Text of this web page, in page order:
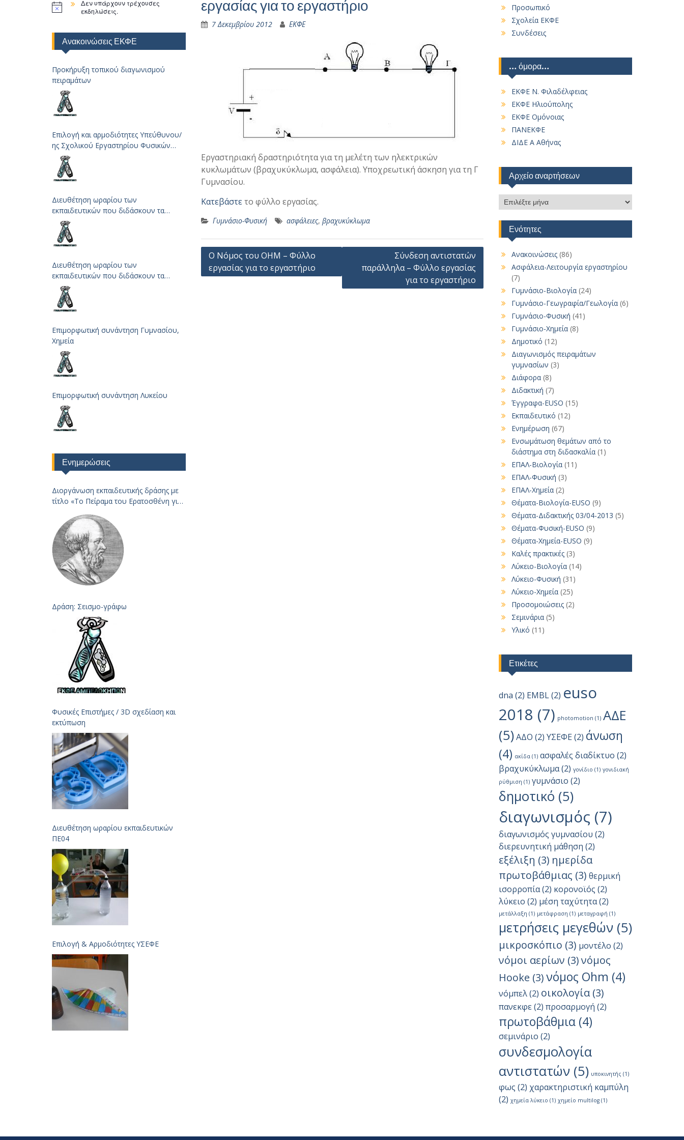
εργασίας για το εργαστήριο
7 Δεκεμβρίου 2012 ΕΚΦΕ
Εργαστηριακή δραστηριότητα για τη μελέτη των ηλεκτρικών
κυκλωμάτων (βραχυκύκλωμα, ασφάλεια). Υποχρεωτική άσκηση για τη Γ
Γυμνασίου.
Κατεβάστετο φύλλο εργασίας.
Γυμνάσιο-Φυσική ασφάλειες, βραχυκύκλωμα
Πλοήγηση
άρθρων
Ο Νόμος του OHM – Φύλλο
εργασίας για το εργαστήριο
Σύνδεση αντιστατών
παράλληλα – Φύλλο εργασίας
για το εργαστήριο
Προσωπικό
Σχολεία ΕΚΦΕ
Συνδέσεις
… όμορα…
ΕΚΦΕ Ν. Φιλαδέλφειας
ΕΚΦΕ Ηλιούπολης
ΕΚΦΕ Ομόνοιας
ΠΑΝΕΚΦΕ
ΔΙΔΕ Α Αθήνας
Αρχείο αναρτήσεων
Αρχείο
αναρτήσεων
Ενότητες
Ανακοινώσεις(86)
Ασφάλεια-Λειτουργία εργαστηρίου
(7)
Γυμνάσιο-Βιολογία(24)
Γυμνάσιο-Γεωγραφία/Γεωλογία(6)
Γυμνάσιο-Φυσική (41)
Γυμνάσιο-Χημεία(8)
Δημοτικό (12)
Διαγωνισμός πειραμάτων
γυμνασίων (3)
Διάφορα(8)
Διδακτική (7)
Έγγραφα-EUSO (15)
Εκπαιδευτικό (12)
Ενημέρωση (67)
Ενσωμάτωση θεμάτων από το
διάστημα στη διδασκαλία(1)
ΕΠΑΛ-Βιολογία(11)
ΕΠΑΛ-Φυσική (3)
ΕΠΑΛ-Χημεία(2)
Θέματα-Βιολογία-EUSO (9)
Θέματα-Διδακτικής 03/04-2013 (5)
Θέματα-Φυσική-EUSO (9)
Θέματα-Χημεία-EUSO (9)
Καλές πρακτικές(3)
Λύκειο-Βιολογία(14)
Λύκειο-Φυσική (31)
Λύκειο-Χημεία(25)
Προσομοιώσεις(2)
Σεμινάρια(5)
Υλικό (11)
Ετικέτες
dna (2) EMBL(2) euso
2018 (7) photomotion (1) ΑΔΕ
(5) ΑΔΟ (2) ΥΣΕΦΕ(2) άνωση
(4) ακίδα(1) ασφαλές διαδίκτυο (2)
βραχυκύκλωμα(2) γονίδιο (1) γονιδιακή
ρύθμιση (1) γυμνάσιο (2)
δημοτικό (5)
διαγωνισμός (7)
διαγωνισμός γυμνασίου (2)
διερευνητική μάθηση (2)
εξέλιξη (3) ημερίδα
πρωτοβάθμιας (3) θερμική
ισορροπία(2) κορονοϊός (2)
λύκειο (2) μέση ταχύτητα(2)
μετάλλαξη (1) μετάφραση (1) μεταγραφή (1)
μετρήσεις μεγεθών(5)
μικροσκόπιο (3) μοντέλο (2)
νόμοι αερίων (3)νόμος
Hooke (3)νόμος Ohm (4)
νόμπελ(2) οικολογία(3)
πανεκφε(2) προσαρμογή (2)
πρωτοβάθμια(4)
σεμινάριο (2)
συνδεσμολογία
αντιστατών(5) υποκινητής (1)
φως (2) χαρακτηριστική καμπύλη
(2) χημεία λύκειο (1) χημείο multilog(1)
Δεν υπάρχουν τρέχουσες
εκδηλώσεις.
Ανακοινώσεις ΕΚΦΕ
Προκήρυξη τοπικού διαγωνισμού
πειραμάτων
Επιλογή και αρμοδιότητες Υπεύθυνου/
ης Σχολικού Εργαστηρίου Φυσικών
Επιστημών
Διευθέτηση ωραρίου των
εκπαιδευτικών που διδάσκουν τα
μαθήματα των Φυσικών Επιστημών
Διευθέτηση ωραρίου των
εκπαιδευτικών που διδάσκουν τα
μαθήματα των Φυσικών Επιστημών
Επιμορφωτική συνάντηση Γυμνασίου,
Χημεία
Επιμορφωτική συνάντηση Λυκείου
Ενημερώσεις
Διοργάνωση εκπαιδευτικής δράσης με
τίτλο «Το Πείραμα του Ερατοσθένη για
Υπολογισμό της Ακτίνας της Γης – 2023
Δράση: Σεισμο-γράφω
Φυσικές Επιστήμες / 3D σχεδίαση και
εκτύπωση
Διευθέτηση ωραρίου εκπαιδευτικών
ΠΕ04
Επιλογή & Aρμοδιότητες ΥΣΕΦΕ